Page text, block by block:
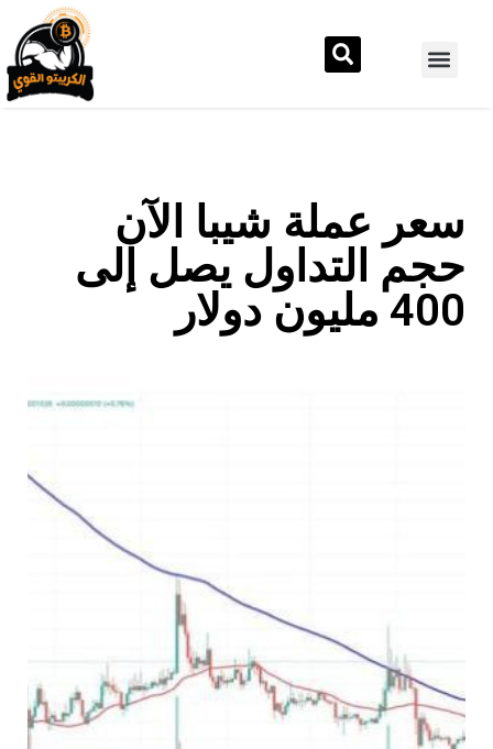
سعر عملة شيبا الآن
حجم التداول يصل إلى
400 مليون دولار